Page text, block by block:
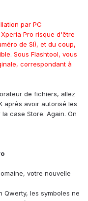
par PC
Pro risque d'être
de SI), et du coup,
Sous Flashtool, vous
correspondant à
de fichiers, allez
après avoir autorisé les
case Store. Again. On
votre nouvelle
Qwerty, les symboles ne